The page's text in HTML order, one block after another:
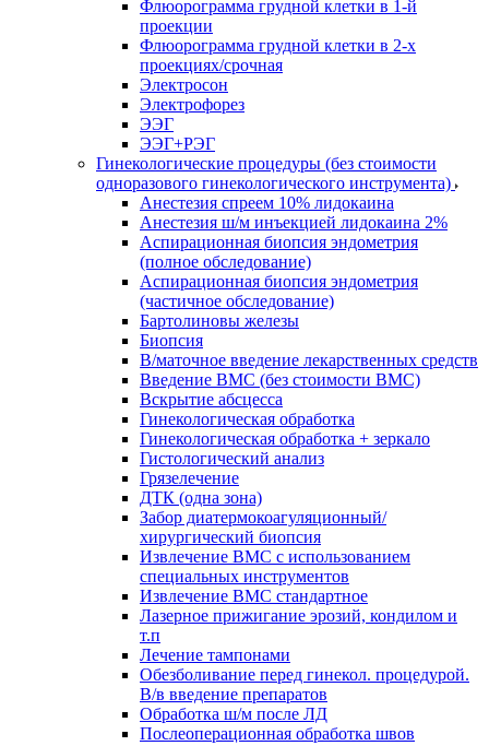
Флюорограмма грудной клетки в 1-й
проекции
Флюорограмма грудной клетки в 2-х
проекциях/срочная
Электросон
Электрофорез
ЭЭГ
ЭЭГ+РЭГ
Гинекологические процедуры (без стоимости
одноразового гинекологического инструмента)
Анестезия спреем 10% лидокаина
Анестезия ш/м инъекцией лидокаина 2%
Аспирационная биопсия эндометрия
(полное обследование)
Аспирационная биопсия эндометрия
(частичное обследование)
Бартолиновы железы
Биопсия
В/маточное введение лекарственных средств
Введение ВМС (без стоимости ВМС)
Вскрытие абсцесса
Гинекологическая обработка
Гинекологическая обработка + зеркало
Гистологический анализ
Грязелечение
ДТК (одна зона)
Забор диатермокоагуляционный/
хирургический биопсия
Извлечение ВМС с использованием
специальных инструментов
Извлечение ВМС стандартное
Лазерное прижигание эрозий, кондилом и
т.п
Лечение тампонами
Обезболивание перед гинекол. процедурой.
В/в введение препаратов
Обработка ш/м после ЛД
Послеоперационная обработка швов